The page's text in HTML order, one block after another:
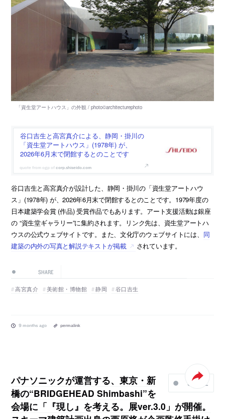
谷口吉生と高宮真介による、静岡・掛川の
「資生堂アートハウス」(1978年) が、
2026年6月末で閉館するとのことです
corp.shiseido.com
谷口吉生と高宮真介が設計した、静岡・掛川の「資生堂アートハウ
ス」(1978年) が、2026年6月末で閉館するとのことです。1979年度の
日本建築学会賞 (作品) 受賞作品でもあります。アート支援活動は銀座
の “資生堂ギャラリー”に集約されます。リンク先は、資生堂アートハ
ウスの公式ウェブサイトです。また、文化庁のウェブサイトには、 同
建築の内外の写真と解説テキストが掲載
されています。
SHARE
高宮真介 美術館・博物館 静岡 谷口吉生
9 months ago permalink
SHARE
パナソニックが運営する、東京・新
橋の“BRIDGEHEAD Shimbashi”を
会場に「『現し』を考える。展ver.3.0」が開催。